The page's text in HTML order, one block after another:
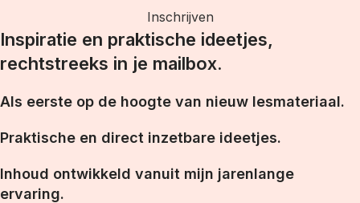
Inschrijven
Inspiratie en praktische ideetjes,
rechtstreeks in je mailbox.
Als eerste op de hoogte van nieuw lesmateriaal.
Praktische en direct inzetbare ideetjes.
Inhoud ontwikkeld vanuit mijn jarenlange
ervaring.